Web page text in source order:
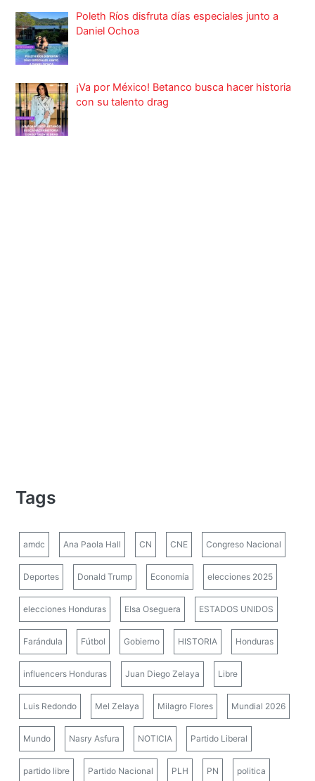
Poleth Ríos disfruta días especiales junto a
Daniel Ochoa
¡Va por México! Betanco busca hacer historia
con su talento drag
Tags
amdc Ana Paola Hall CN CNE Congreso Nacional
Deportes Donald Trump Economía elecciones 2025
elecciones Honduras Elsa Oseguera ESTADOS UNIDOS
Farándula Fútbol Gobierno HISTORIA Honduras
influencers Honduras Juan Diego Zelaya Libre
Luis Redondo Mel Zelaya Milagro Flores Mundial 2026
Mundo Nasry Asfura NOTICIA Partido Liberal
partido libre Partido Nacional PLH PN politica